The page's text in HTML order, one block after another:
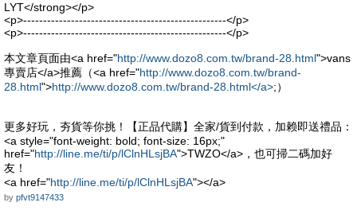
LYT</strong></p>
<p>---------------------------------------------------</p>
<p>---------------------------------------------------</p>
本文章頁面由<a href="http://www.dozo8.com.tw/brand-28.html">vans
專賣店</a>推薦（<a href="http://www.dozo8.com.tw/brand-
28.html">http://www.dozo8.com.tw/brand-28.html</a>;）
更多好玩，夯貨等你挑！【正品代購】全家/貨到付款，加赖即送禮品：
<a style="font-weight: bold; font-size: 16px;"
href="http://line.me/ti/p/lClnHLsjBA">TWZO</a>，也可掃二碼加好
友！
<a href="http://line.me/ti/p/lClnHLsjBA"></a>
by pfvt9147433